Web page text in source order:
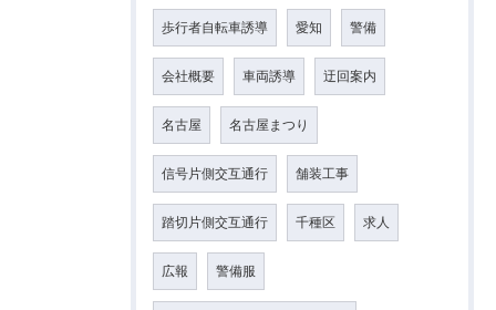
歩行者自転車誘導 愛知 警備
会社概要 車両誘導 迂回案内
名古屋 名古屋まつり
信号片側交互通行 舗装工事
踏切片側交互通行 千種区 求人
広報 警備服